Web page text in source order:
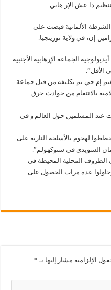
دا عش الإر هابي.
الشرطة الألمانية قبضت على
إن، في ولاية تورينجيا.
الجماعة الإرهابية الأجنبية
إم جي تم تكليفه من قبل جماعة
بالانتقام من حوادث حرق
عند المسلمين حول العالم و في
لهجوم بالأسلحة النارية على
السويدي في ستوكهولم”.
الظروف المحلية المحيطة في
عدة مرات الحصول على
الإلزامية مشار إليها بـ *